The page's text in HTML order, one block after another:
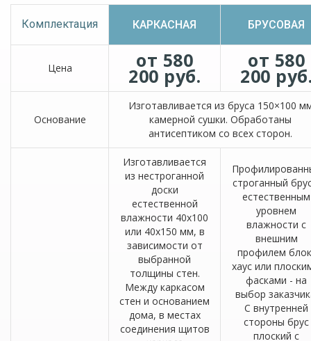
Комплектация КАРКАСНАЯ БРУСОВАЯ
Цена от 580
200 руб.
от 580
200
Основание
Изготавливается из бруса 150×100
камерной сушки. Обработаны
антисептиком со всех сторон.
Изготавливается
из нестроганной
доски
естественной
влажности 40х100
или 40х150 мм, в
зависимости от
выбранной
толщины стен.
Между каркасом
стен и основанием
дома, в местах
соединения щитов
строганный
естественным
уровнем
влажности с
внешним
профилем
хаус или
фасками - на
выбор
С внутренней
стороны брус
плоский с